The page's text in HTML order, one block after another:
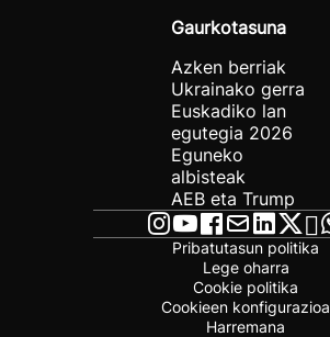
Gaurkotasuna
Azken berriak
Ukrainako gerra
Euskadiko lan
egutegia 2026
Eguneko
albisteak
AEB eta Trump
Pribatutasun politika
Lege oharra
Cookie politika
Cookieen konfigurazioa
Harremana